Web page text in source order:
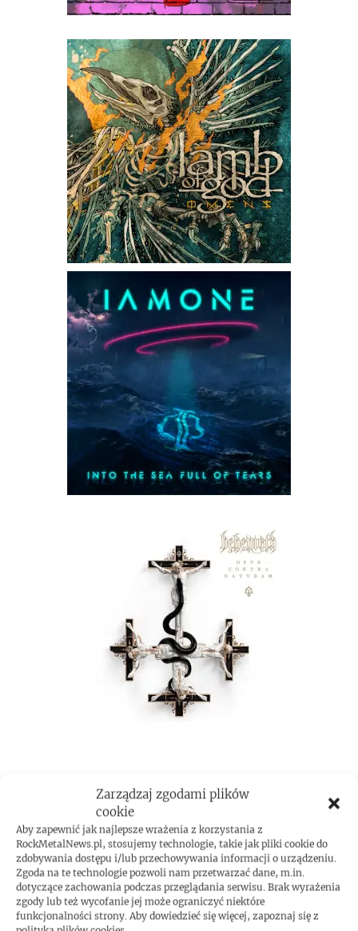
Zarządzaj zgodami plików
cookie
Aby zapewnić jak najlepsze wrażenia z korzystania z
RockMetalNews.pl, stosujemy technologie, takie jak pliki cookie do
zdobywania dostępu i/lub przechowywania informacji o urządzeniu.
Zgoda na te technologie pozwoli nam przetwarzać dane, m.in.
dotyczące zachowania podczas przeglądania serwisu. Brak wyrażenia
zgody lub też wycofanie jej może ograniczyć niektóre
funkcjonalności strony. Aby dowiedzieć się więcej, zapoznaj się z
ROCKMETAL F***T